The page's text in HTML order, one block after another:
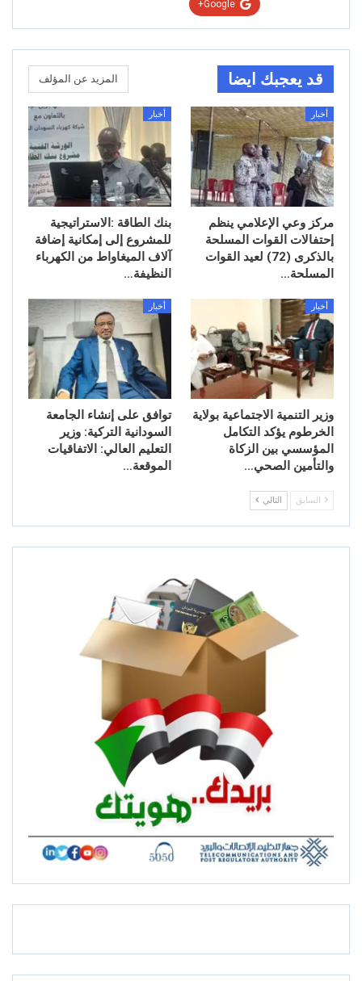
Google+
قد يعجبك ايضا المزيد عن المؤلف
أخبار
مركز وعي الإعلامي ينظم
إحتفالات القوات المسلحة
بالذكرى (72) لعيد القوات
المسلحة…
أخبار
بنك الطاقة :الاستراتيجية
للمشروع إلى إمكانية إضافة
آلاف الميغاواط من الكهرباء
النظيفة…
أخبار
وزير التنمية الاجتماعية بولاية
الخرطوم يؤكد التكامل
المؤسسي بين الزكاة
والتأمين الصحي…
أخبار
توافق على إنشاء الجامعة
السودانية التركية: وزير
التعليم العالي: الاتفاقيات
الموقعة…
السابق التالي